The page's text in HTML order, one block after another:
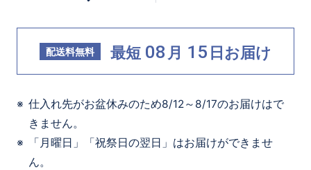
配送料無料 最短 08 月 15 日お届け
仕入れ先がお盆休みのため8/12～8/17のお届けはで
きません。
「月曜日」「祝祭日の翌日」はお届けができませ
ん。